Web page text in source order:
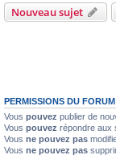
Nouveau sujet
PERMISSIONS DU FORUM
Vous pouvez publier de
Vous pouvez répondre aux
Vous ne pouvez pas
Vous ne pouvez pas